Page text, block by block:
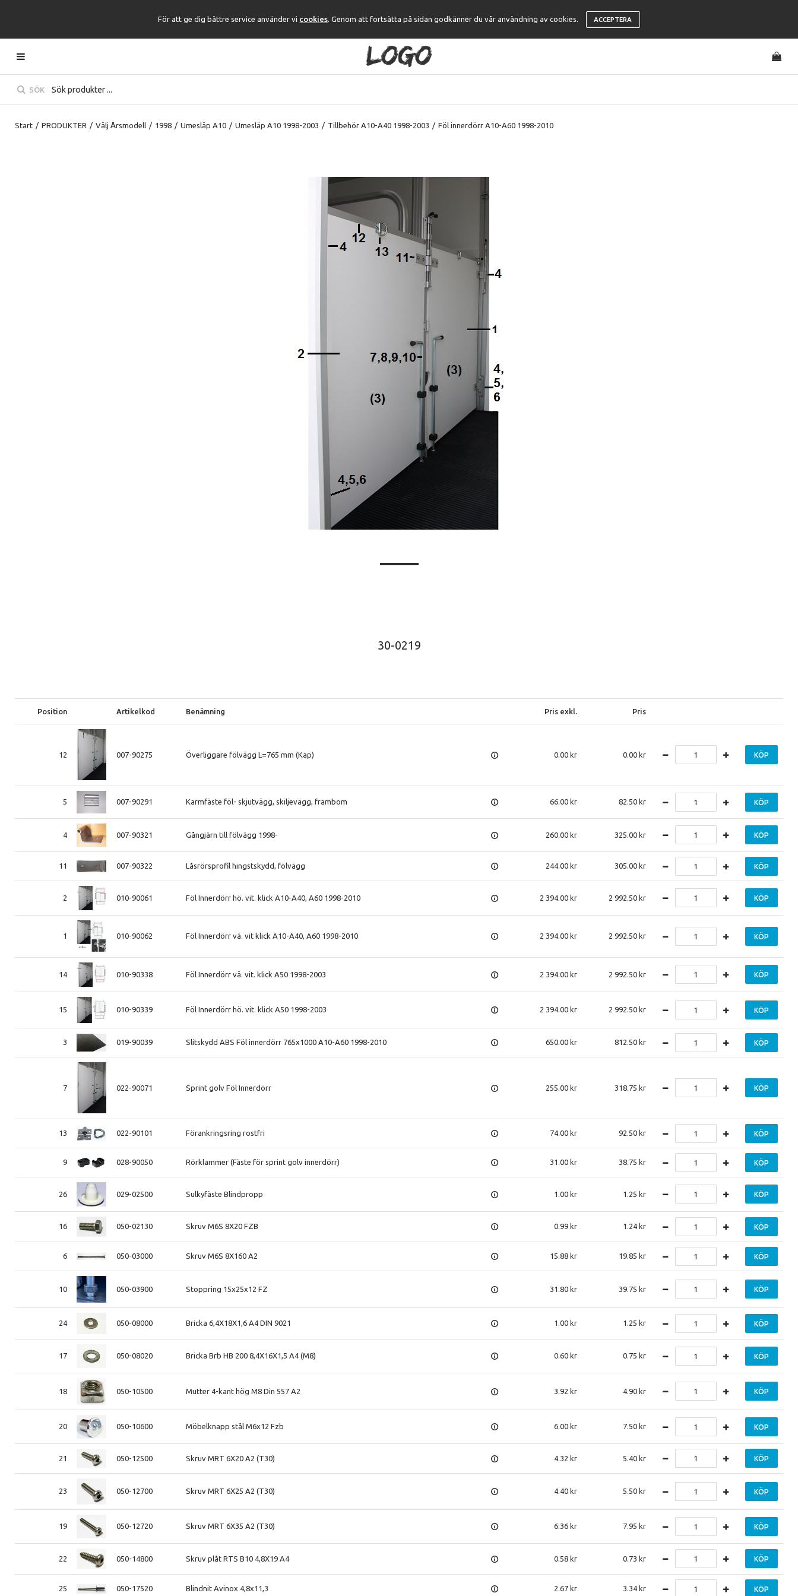
För att ge dig bättre service använder vi cookies. Genom att fortsätta på sidan godkänner du vår användning av cookies. ACCEPTERA
SÖK
Start / PRODUKTER / Välj Årsmodell / 1998 / Umesläp A10 / Umesläp A10 1998-2003 / Tillbehör A10-A40 1998-2003 / Föl innerdörr A10-A60 1998-2010
30-0219
Position Artikelkod Benämning Pris exkl. Pris
12 007-90275 Överliggare fölvägg L=765 mm (Kap) 0.00 0.00 KÖP
5 007-90291 Karmfäste föl- skjutvägg, skiljevägg, frambom 66.00 82.50 KÖP
4 007-90321 Gångjärn till fölvägg 1998- 260.00 325.00 KÖP
11 007-90322 Låsrörsprofil hingstskydd, fölvägg 244.00 305.00 KÖP
2 010-90061 Föl Innerdörr hö. vit. klick A10-A40, A60 1998-2010 2 394.00 2 992.50 KÖP
1 010-90062 Föl Innerdörr vä. vit klick A10-A40, A60 1998-2010 2 394.00 2 992.50 KÖP
14 010-90338 Föl Innerdörr vä. vit. klick A50 1998-2003 2 394.00 2 992.50 KÖP
15 010-90339 Föl Innerdörr hö. vit. klick A50 1998-2003 2 394.00 2 992.50 KÖP
3 019-90039 Slitskydd ABS Föl innerdörr 765x1000 A10-A60 1998-2010 650.00 812.50 KÖP
7 022-90071 Sprint golv Föl Innerdörr 255.00 318.75 KÖP
13 022-90101 Förankringsring rostfri 74.00 92.50 KÖP
9 028-90050 Rörklammer (Fäste för sprint golv innerdörr) 31.00 38.75 KÖP
26 029-02500 Sulkyfäste Blindpropp 1.00 1.25 KÖP
16 050-02130 Skruv M6S 8X20 FZB 0.99 1.24 KÖP
6 050-03000 Skruv M6S 8X160 A2 15.88 19.85 KÖP
10 050-03900 Stoppring 15x25x12 FZ 31.80 39.75 KÖP
24 050-08000 Bricka 6,4X18X1,6 A4 DIN 9021 1.00 1.25 KÖP
17 050-08020 Bricka Brb HB 200 8,4X16X1,5 A4 (M8) 0.60 0.75 KÖP
18 050-10500 Mutter 4-kant hög M8 Din 557 A2 3.92 4.90 KÖP
20 050-10600 Möbelknapp stål M6x12 Fzb 6.00 7.50 KÖP
21 050-12500 Skruv MRT 6X20 A2 (T30) 4.32 5.40 KÖP
23 050-12700 Skruv MRT 6X25 A2 (T30) 4.40 5.50 KÖP
19 050-12720 Skruv MRT 6X35 A2 (T30) 6.36 7.95 KÖP
22 050-14800 Skruv plåt RTS B10 4,8X19 A4 0.58 0.73 KÖP
25 050-17520 Blindnit Avinox 4,8x11,3 2.67 3.34 KÖP